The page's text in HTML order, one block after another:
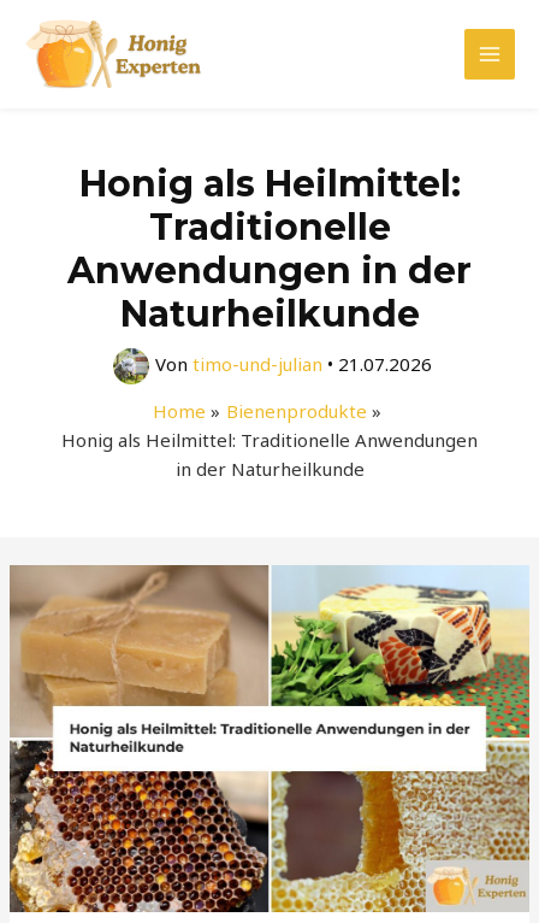
Inhalt
springen
Main
Honig als Heilmittel:
Traditionelle
Anwendungen in der
Naturheilkunde
Von timo-und-julian • 21.07.2026
Home
Bienenprodukte
Honig als Heilmittel: Traditionelle Anwendungen
in der Naturheilkunde